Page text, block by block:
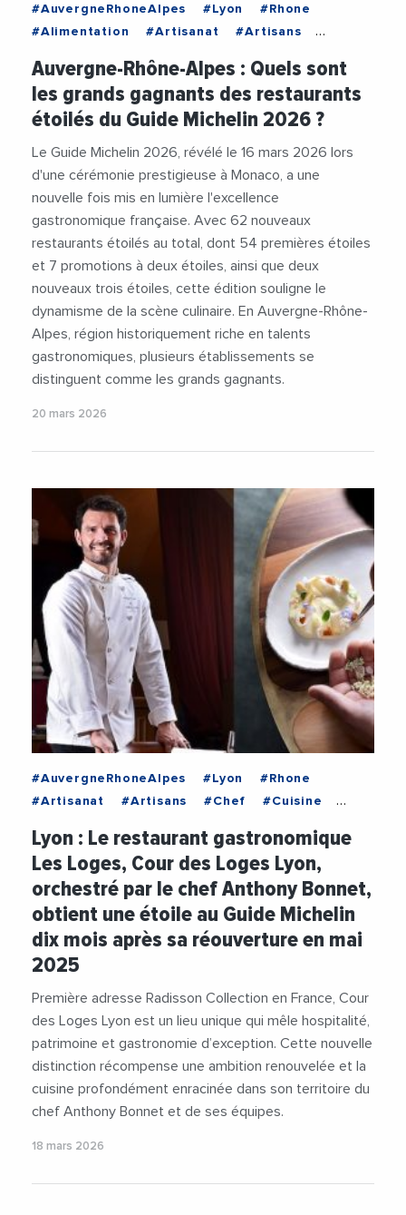
#AuvergneRhoneAlpes #Lyon
#Rhone
#Alimentation
#Artisanat
#Artisans
#Restauration
#SavoirFaire
Auvergne-Rhône-Alpes : Quels sont
les grands gagnants des restaurants
étoilés du Guide Michelin 2026 ?
Le Guide Michelin 2026, révélé le 16 mars 2026 lors
d'une cérémonie prestigieuse à Monaco, a une
nouvelle fois mis en lumière l'excellence
gastronomique française. Avec 62 nouveaux
restaurants étoilés au total, dont 54 premières étoiles
et 7 promotions à deux étoiles, ainsi que deux
nouveaux trois étoiles, cette édition souligne le
dynamisme de la scène culinaire. En Auvergne-Rhône-
Alpes, région historiquement riche en talents
gastronomiques, plusieurs établissements se
distinguent comme les grands gagnants.
20 mars 2026
#AuvergneRhoneAlpes #Lyon
#Rhone
#Artisanat
#Artisans #Chef
#Cuisine
#Restauration
#Terroir #VieDesEntreprises
Lyon : Le restaurant gastronomique
Les Loges, Cour des Loges Lyon,
orchestré par le chef Anthony Bonnet,
obtient une étoile au Guide Michelin
dix mois après sa réouverture en mai
2025
Première adresse Radisson Collection en France, Cour
des Loges Lyon est un lieu unique qui mêle hospitalité,
patrimoine et gastronomie d’exception. Cette nouvelle
distinction récompense une ambition renouvelée et la
cuisine profondément enracinée dans son territoire du
chef Anthony Bonnet et de ses équipes.
18 mars 2026